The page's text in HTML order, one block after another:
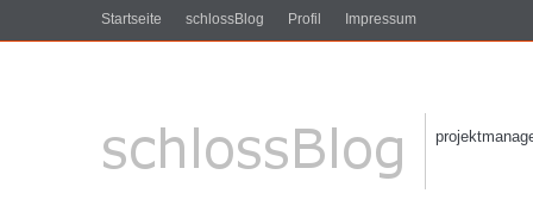
Startseite schlossBlog Profil Impressum